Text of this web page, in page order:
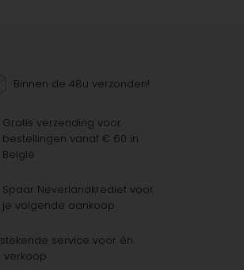
Binnen de 48u verzonden!
Gratis verzending voor
bestellingen vanaf € 60 in
België
Spaar Neverlandkrediet voor
je volgende aankoop
service voor én
verkoop